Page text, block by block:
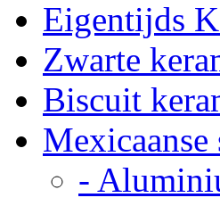
Eigentijds
Zwarte
Biscuit
Mexicaanse
-